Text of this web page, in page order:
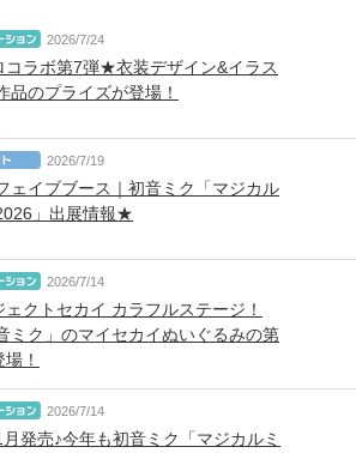
2026/7/24
コラボ第7弾★衣装デザイン&イラス
品のプライズが登場！
2026/7/19
ェイブブース｜初音ミク「マジカル
」出展情報★
2026/7/14
ェクトセカイ カラフルステージ！
ミク」のマイセカイぬいぐるみの第
！
2026/7/14
発売♪今年も初音ミク「マジカルミ